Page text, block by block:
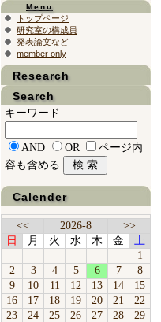
Menu
トップページ
研究室の構成員
発表論文など
member only
Research
Search
キーワード
AND OR
ページ内
容も含める
Calender
<< 2026-8
>>
日
月 火 水 木 金
土
1
2
3 4 5 6 7
8
9
10 11 12 13 14
15
16
17 18 19 20 21
22
23
24 25 26 27 28
29